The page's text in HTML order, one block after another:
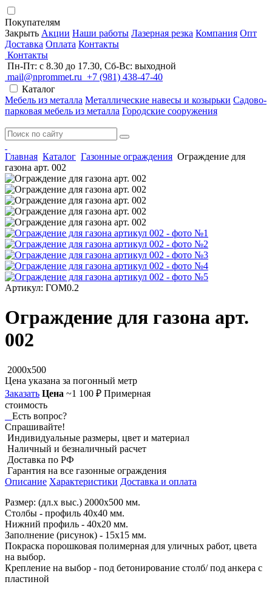
Покупателям
Закрыть Акции Наши работы Лазерная резка Компания Опт
Доставка Оплата Контакты
Контакты
Пн-Пт: с 8.30 до 17.30, Сб-Вс: выходной
mail@nprommet.ru +7 (981) 438-47-40
Каталог
Мебель из металла Металлические навесы и козырьки Садово-
парковая мебель из металла Городские сооружения
Главная Каталог Газонные ограждения Ограждение для
газона арт. 002
Артикул: ГОМ0.2
Ограждение для газона арт.
002
2000x500
Цена указана за погонный метр
Заказать Цена ~1 100 ₽ Примерная
стоимость
Есть вопрос?
Спрашивайте!
Индивидуальные размеры, цвет и материал
Наличный и безналичный расчет
Доставка по РФ
Гарантия на все газонные ограждения
Описание Характеристики Доставка и оплата
Размер: (дл.х выс.) 2000х500 мм.
Столбы - профиль 40х40 мм.
Нижний профиль - 40х20 мм.
Заполнение (рисунок) - 15х15 мм.
Покраска порошковая полимерная для уличных работ, цвета
на выбор.
Крепление на выбор - под бетонирование столб/ под анкера с
пластиной